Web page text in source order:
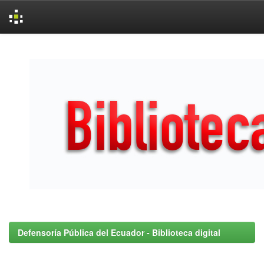
Defensoría Pública del Ecuador - Biblioteca digital